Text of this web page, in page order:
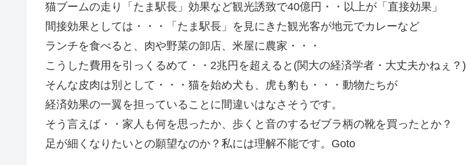
猫ブームの走り「たま駅長」効果など観光誘致で40億円・・以上が「直接効果」
間接効果としては・・・「たま駅長」を見にきた観光客が地元でカレーなど
ランチを食べると、肉や野菜の卸店、米屋に農家・・・
こうした費用を引っくるめて・・2兆円を超えると(関大の経済学者・大丈夫かねぇ？)
そんな皮肉は別として・・・猫を始め犬も、虎も豹も・・・動物たちが
経済効果の一翼を担っていることに間違いはなさそうです。
そう言えば・・家人も何を思ったか、歩くと音のするゼブラ柄の靴を買ったとか？
足が細くなりたいとの願望なのか？私には理解不能です。Goto